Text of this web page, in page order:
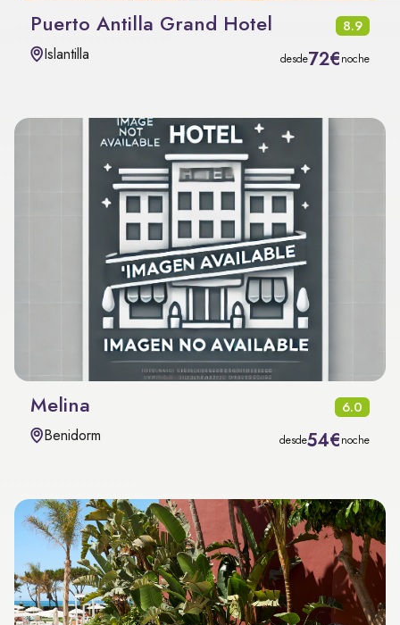
Puerto Antilla Grand Hotel 8.9
Islantilla desde72€noche
Melina 6.0
Benidorm desde54€noche